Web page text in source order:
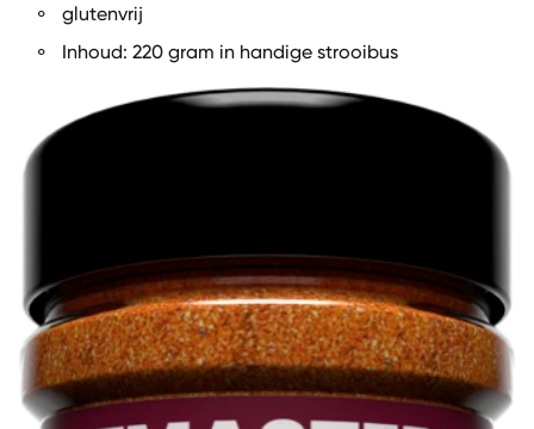
glutenvrij
Inhoud: 220 gram in handige strooibus